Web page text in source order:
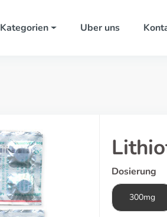
Kategorien Uber uns
Dosierung
300mg